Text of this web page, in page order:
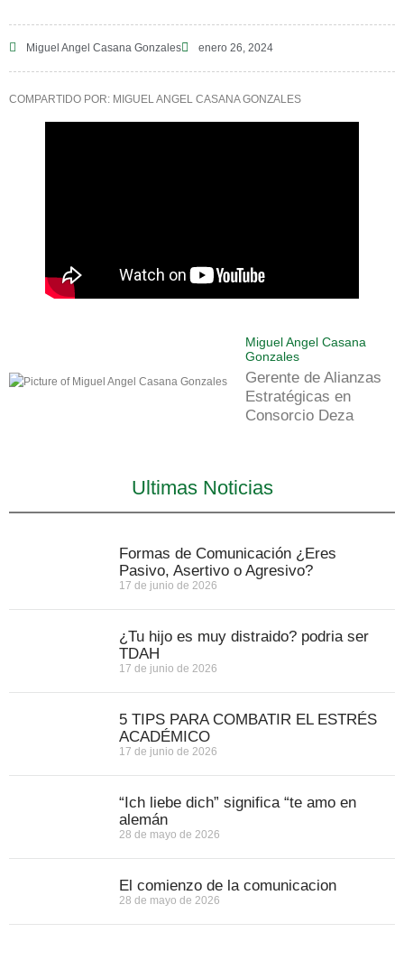
Miguel Angel Casana Gonzales enero 26, 2024
COMPARTIDO POR: MIGUEL ANGEL CASANA GONZALES
Miguel Angel Casana
Gonzales
Gerente de Alianzas
Estratégicas en
Consorcio Deza
Ultimas Noticias
Formas de Comunicación ¿Eres
Pasivo, Asertivo o Agresivo?
17 de junio de 2026
¿Tu hijo es muy distraido? podria ser
TDAH
17 de junio de 2026
5 TIPS PARA COMBATIR EL ESTRÉS
ACADÉMICO
17 de junio de 2026
“Ich liebe dich” significa “te amo en
alemán
28 de mayo de 2026
El comienzo de la comunicacion
28 de mayo de 2026